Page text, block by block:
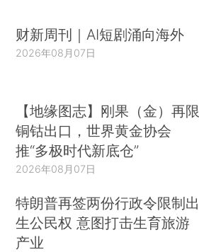
财新周刊｜AI短剧涌向海外
2026年08月07日
【地缘图志】刚果（金）再限
铜钴出口，世界黄金协会
推“多极时代新底仓”
2026年08月07日
特朗普再签两份行政令限制出
生公民权 意图打击生育旅游
产业